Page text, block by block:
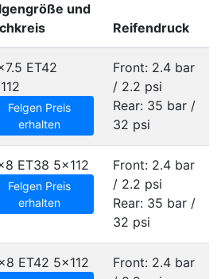
und
Reifendruck
ET42
Felgen Preis
erhalten
Front: 2.4 bar
/ 2.2 psi
Rear: 35 bar /
32 psi
ET38 5x112
Felgen Preis
erhalten
Front: 2.4 bar
/ 2.2 psi
Rear: 35 bar /
32 psi
ET42 5x112
Front: 2.4 bar